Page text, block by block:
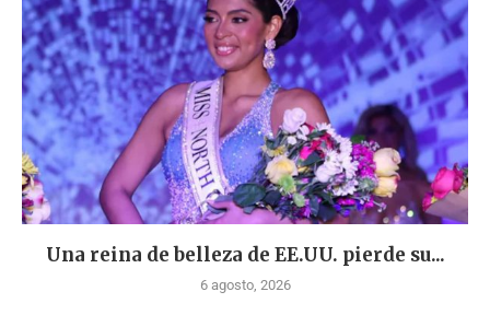
Una reina de belleza de EE.UU. pierde su...
6 agosto, 2026